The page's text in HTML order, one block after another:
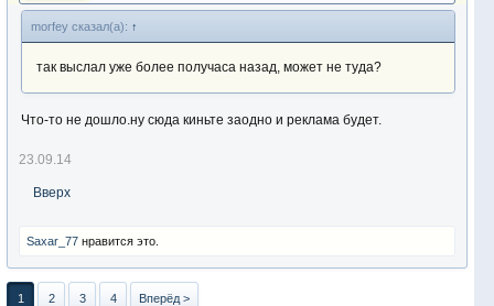
тональность, чувствительность) имеется 3шт. цена - 65грн.
11. Буз бар тонкий на 3 удилища -35грн.
morfey сказал(а): ↑
так выслал уже более получаса назад, может не туда?
Что-то не дошло.ну сюда киньте заодно и реклама будет.
23.09.14
Вверх
Saxar_77 нравится это.
1 2 3 4 Вперёд >